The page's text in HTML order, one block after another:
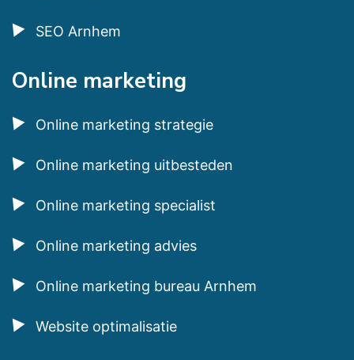
SEO Arnhem
Online marketing
Online marketing strategie
Online marketing uitbesteden
Online marketing specialist
Online marketing advies
Online marketing bureau Arnhem
Website optimalisatie